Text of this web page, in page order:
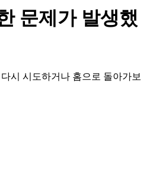
문제가 발생했
다시 시도하거나 홈으로 돌아가보